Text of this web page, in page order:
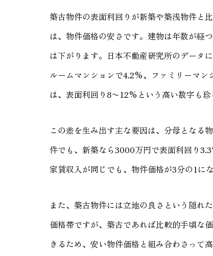
築古物件の表面利回りが新築や築浅物件と
は、物件価格の安さです。建物は年数が経
は下がります。日本不動産研究所のデータ
ルームマンションで4.2%、ファミリーマ
は、表面利回り8〜12%という高い数字も珍
この差を生み出す主な要因は、分母となる
件でも、新築なら3000万円で表面利回り
家賃収入が同じでも、物件価格が3分の1に
また、築古物件には立地の良さという隠れ
価格帯ですが、築古であれば比較的手頃な
きるため、安い物件価格と組み合わさって